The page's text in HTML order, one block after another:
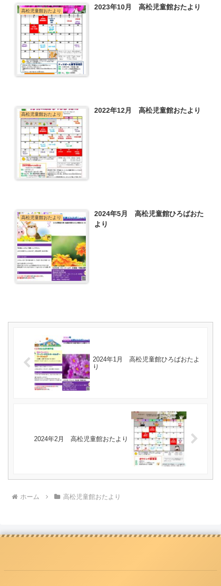
高松児童館おたより 2023年10月 高松児童館おたより
高松児童館おたより 2022年12月 高松児童館おたより
高松児童館おたより
2024年5月 高松児童館ひろばおた
より
2024年1月 高松児童館ひろばおたよ
り
2024年2月 高松児童館おたより
ホーム 高松児童館おたより